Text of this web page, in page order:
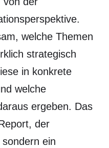
welche Themen
strategisch
in konkrete
welche
ergeben. Das
der
ein